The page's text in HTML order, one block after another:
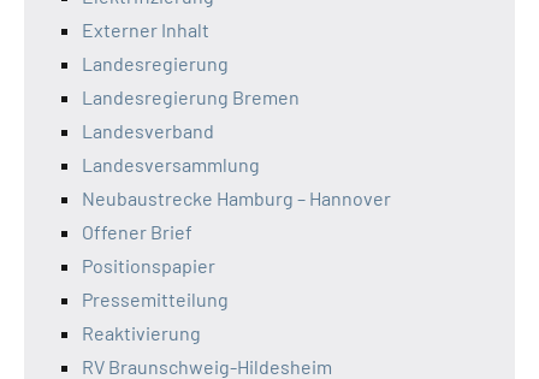
Externer Inhalt
Landesregierung
Landesregierung Bremen
Landesverband
Landesversammlung
Neubaustrecke Hamburg – Hannover
Offener Brief
Positionspapier
Pressemitteilung
Reaktivierung
RV Braunschweig-Hildesheim